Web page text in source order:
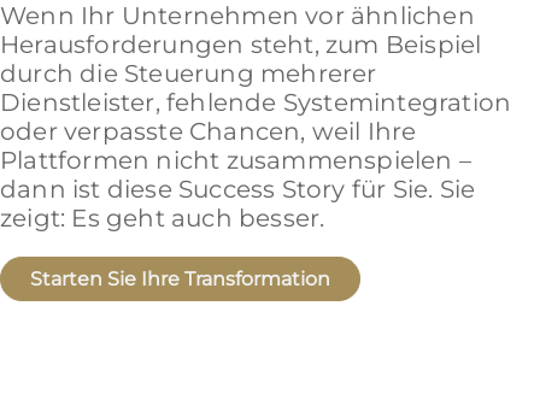
Wenn Ihr Unternehmen vor ähnlichen
Herausforderungen steht, zum Beispiel
durch die Steuerung mehrerer
Dienstleister, fehlende Systemintegration
oder verpasste Chancen, weil Ihre
Plattformen nicht zusammenspielen –
dann ist diese Success Story für Sie. Sie
zeigt: Es geht auch besser.
Starten Sie Ihre Transformation